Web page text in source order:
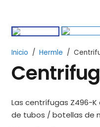
Inicio / Hermle /
Las centrífugas Z496-
de tubos / botellas de